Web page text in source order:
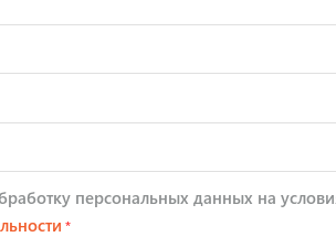
персональных данных на
*